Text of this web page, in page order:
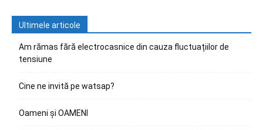
Ultimele articole
Am rămas fără electrocasnice din cauza fluctuațiilor de
tensiune
Cine ne invită pe watsap?
Oameni și OAMENI